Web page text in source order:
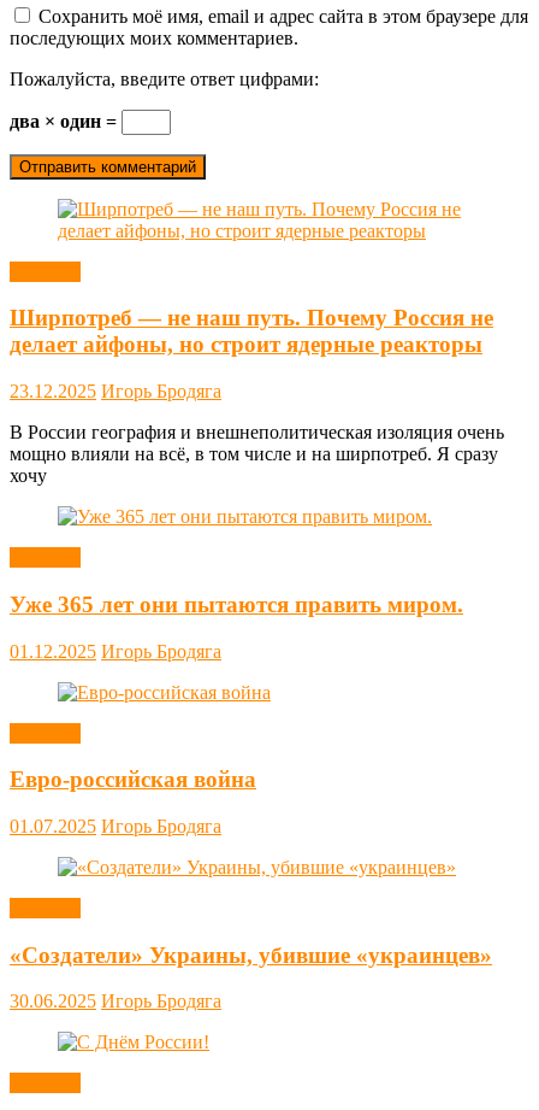
Сохранить моё имя, email и адрес сайта в этом браузере для
последующих моих комментариев.
Пожалуйста, введите ответ цифрами:
два × один =
Ширпотреб — не наш путь. Почему Россия не
делает айфоны, но строит ядерные реакторы
23.12.2025 Игорь Бродяга
В России география и внешнеполитическая изоляция очень
мощно влияли на всё, в том числе и на ширпотреб. Я сразу
хочу
Уже 365 лет они пытаются править миром.
01.12.2025 Игорь Бродяга
Евро-российская война
01.07.2025 Игорь Бродяга
«Создатели» Украины, убившие «украинцев»
30.06.2025 Игорь Бродяга